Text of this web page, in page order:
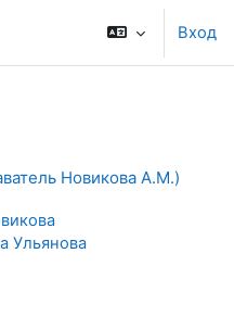
Вход
Новикова А.М.)
Ульянова